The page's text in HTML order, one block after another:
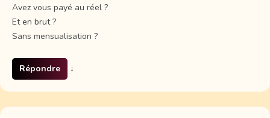
Avez vous payé au réel ?
Et en brut ?
Sans mensualisation ?
Répondre ↓